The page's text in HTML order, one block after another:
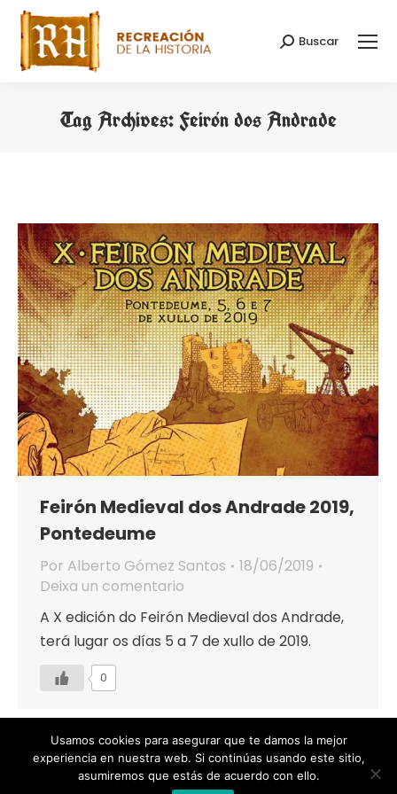
Search:
Buscar
Tag Archives:Feirón dos Andrade
Feirón Medieval dos Andrade 2019,
Pontedeume
Por Alberto Gómez Santos
18/06/2019
Deixa un comentario
A X edición do Feirón Medieval dos Andrade,
terá lugar os días 5 a 7 de xullo de 2019.
0
Usamos cookies para asegurar que te damos la mejor
experiencia en nuestra web. Si continúas usando este sitio,
asumiremos que estás de acuerdo con ello.